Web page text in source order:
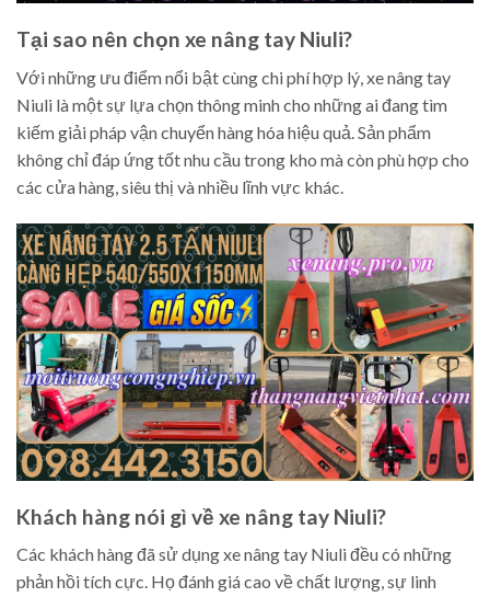
Tại sao nên chọn xe nâng tay Niuli?
Với những ưu điểm nổi bật cùng chi phí hợp lý, xe nâng tay
Niuli là một sự lựa chọn thông minh cho những ai đang tìm
kiếm giải pháp vận chuyển hàng hóa hiệu quả. Sản phẩm
không chỉ đáp ứng tốt nhu cầu trong kho mà còn phù hợp cho
các cửa hàng, siêu thị và nhiều lĩnh vực khác.
Khách hàng nói gì về xe nâng tay Niuli?
Các khách hàng đã sử dụng xe nâng tay Niuli đều có những
phản hồi tích cực. Họ đánh giá cao về chất lượng, sự linh